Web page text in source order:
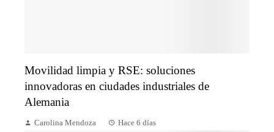
Movilidad limpia y RSE: soluciones
innovadoras en ciudades industriales de
Alemania
Carolina Mendoza Hace 6 días